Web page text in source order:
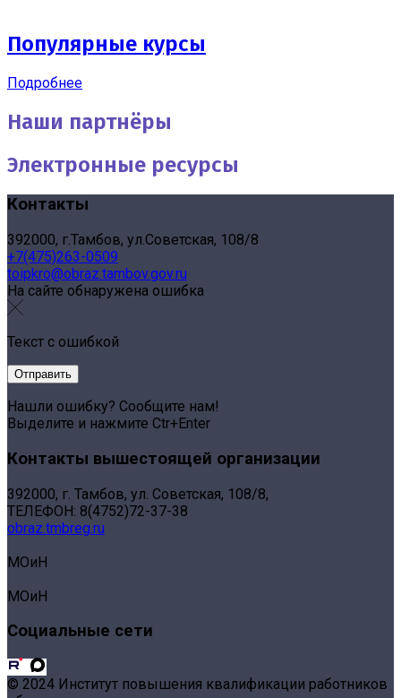
Популярные курсы
Подробнее
Наши партнёры
Электронные ресурсы
Контакты
392000, г.Тамбов, ул.Советская, 108/8
+7(475)263-0509
toipkro@obraz.tambov.gov.ru
На сайте обнаружена ошибка
Текст с ошибкой
Нашли ошибку? Сообщите нам!
Выделите и нажмите Ctr+Enter
Контакты вышестоящей организации
392000, г. Тамбов, ул. Советская, 108/8,
ТЕЛЕФОН: 8(4752)72-37-38
obraz.tmbreg.ru
МОиН
МОиН
Социальные сети
© 2024 Институт повышения квалификации работников